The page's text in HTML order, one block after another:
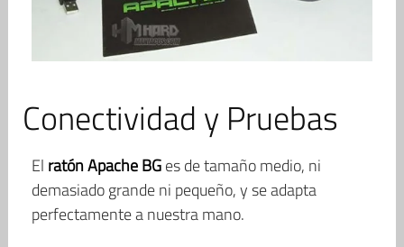
Conectividad y Pruebas
El ratón Apache BGes de tamaño medio, ni
demasiado grande ni pequeño, y se adapta
perfectamente a nuestra mano.